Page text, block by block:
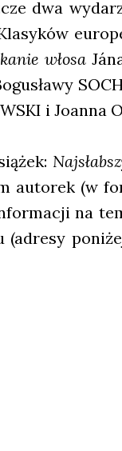
dwa
wło­sa
i Joan­na
auto­rek (w
na